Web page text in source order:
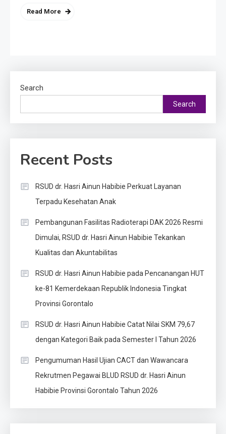
Read More
Search
Search
Recent Posts
RSUD dr. Hasri Ainun Habibie Perkuat Layanan
Terpadu Kesehatan Anak
Pembangunan Fasilitas Radioterapi DAK 2026 Resmi
Dimulai, RSUD dr. Hasri Ainun Habibie Tekankan
Kualitas dan Akuntabilitas
RSUD dr. Hasri Ainun Habibie pada Pencanangan HUT
ke-81 Kemerdekaan Republik Indonesia Tingkat
Provinsi Gorontalo
RSUD dr. Hasri Ainun Habibie Catat Nilai SKM 79,67
dengan Kategori Baik pada Semester I Tahun 2026
Pengumuman Hasil Ujian CACT dan Wawancara
Rekrutmen Pegawai BLUD RSUD dr. Hasri Ainun
Habibie Provinsi Gorontalo Tahun 2026